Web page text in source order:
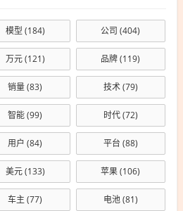
模型 (184) 公司 (404)
万元(121) 品牌(119)
销量(83) 技术(79)
智能(99) 时代(72)
用户 (84) 平台 (88)
美元(133) 苹果(106)
车主 (77) 电池(81)